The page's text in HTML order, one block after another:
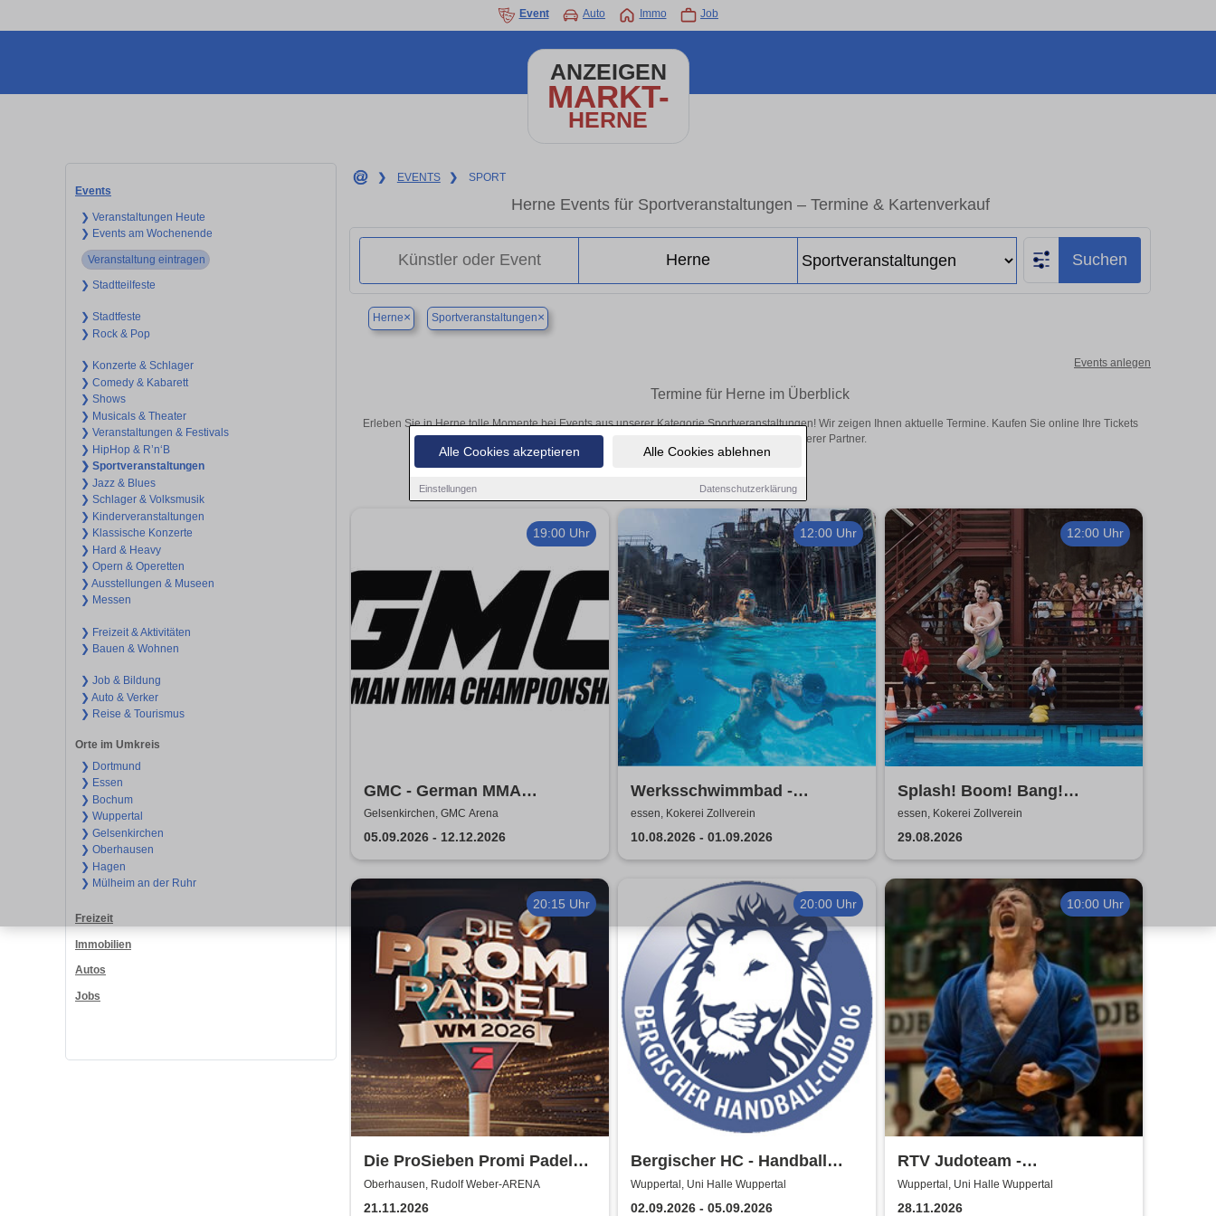
Alle Cookies akzeptieren Alle Cookies ablehnen
Einstellungen Datenschutzerklärung
Event Auto Immo Job
ANZEIGEN
MARKT-
HERNE
Events
❯ Veranstaltungen Heute
❯ Events am Wochenende
Veranstaltung eintragen
❯ Stadtteilfeste
❯ Stadtfeste
❯ Rock & Pop
❯ Konzerte & Schlager
❯ Comedy & Kabarett
❯ Shows
❯ Musicals & Theater
❯ Veranstaltungen & Festivals
❯ HipHop & R’n‘B
❯ Sportveranstaltungen
❯ Jazz & Blues
❯ Schlager & Volksmusik
❯ Kinderveranstaltungen
❯ Klassische Konzerte
❯ Hard & Heavy
❯ Opern & Operetten
❯ Ausstellungen & Museen
❯ Messen
❯ Freizeit & Aktivitäten
❯ Bauen & Wohnen
❯ Job & Bildung
❯ Auto & Verker
❯ Reise & Tourismus
Orte im Umkreis
❯ Dortmund
❯ Essen
❯ Bochum
❯ Wuppertal
❯ Gelsenkirchen
❯ Oberhausen
❯ Hagen
❯ Mülheim an der Ruhr
Freizeit
Immobilien
Autos
Jobs
❯ EVENTS ❯ SPORT
Herne Events für Sportveranstaltungen – Termine & Kartenverkauf
Suchen
Herne× Sportveranstaltungen×
Events anlegen
Termine für Herne im Überblick
Erleben Sie in Herne tolle Momente bei Events aus unserer Kategorie Sportveranstaltungen! Wir zeigen Ihnen aktuelle Termine. Kaufen Sie online Ihre Tickets
über den Online-Kartenverkauf unserer Partner.
19:00 Uhr
GMC - German MMA
Championship
Gelsenkirchen, GMC Arena
05.09.2026 - 12.12.2026
12:00 Uhr
Werksschwimmbad -
Badespaß auf der Kokerei
Zollverein
essen, Kokerei Zollverein
10.08.2026 - 01.09.2026
12:00 Uhr
Splash! Boom! Bang!
Arschbomben-Contest auf
Zollverein
essen, Kokerei Zollverein
29.08.2026
20:15 Uhr
Die ProSieben Promi Padel
WM 2026
Oberhausen, Rudolf Weber-ARENA
21.11.2026
20:00 Uhr
Bergischer HC - Handball
Bundesliga Saison 2026/27
Wuppertal, Uni Halle Wuppertal
02.09.2026 - 05.09.2026
10:00 Uhr
RTV Judoteam -
Bundesligafinale der Frauen
& Männer
Wuppertal, Uni Halle Wuppertal
28.11.2026